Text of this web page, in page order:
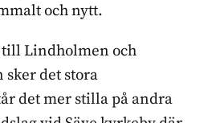
och nytt.
till Lindholmen och
sker det stora
det mer stilla på andra